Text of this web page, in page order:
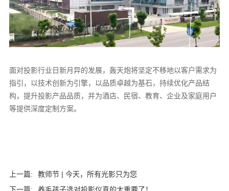
面对投影行业日新月异的发展，轰天炮将坚定不移地以客户需求为
指引，以技术创新为引擎，以品质卓越为基石，持续优化产品结
构，提升投影产品品质，并为酒店、民宿、教育、企业及家庭用户
等提供深度定制方案。
上一篇:
教师节 | 今天，所有光影只为您
下一篇:
养毛孩子选对投影仪真的太重要了！